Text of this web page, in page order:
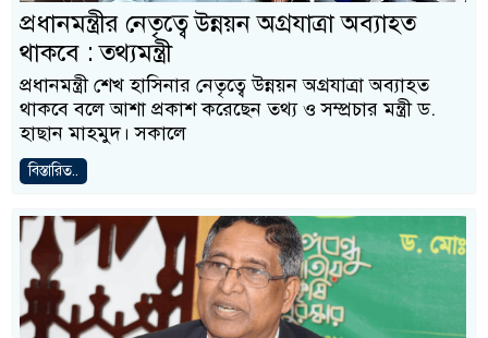
প্রধানমন্ত্রীর নেতৃত্বে উন্নয়ন অগ্রযাত্রা অব্যাহত
থাকবে : তথ্যমন্ত্রী
প্রধানমন্ত্রী শেখ হাসিনার নেতৃত্বে উন্নয়ন অগ্রযাত্রা অব্যাহত
থাকবে বলে আশা প্রকাশ করেছেন তথ্য ও সম্প্রচার মন্ত্রী ড.
হাছান মাহমুদ। সকালে
বিস্তারিত..